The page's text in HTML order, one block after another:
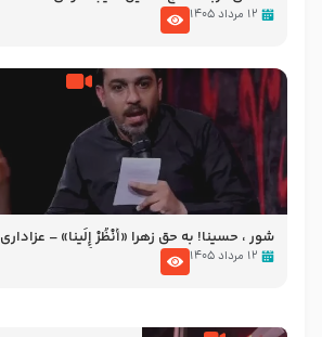
۱۲ مرداد ۱۴۰۵
شور ، حسینا! به‌ حق زهرا «أُنْظُرْ إِلَینا» –
محرّم 1405
۱۲ مرداد ۱۴۰۵